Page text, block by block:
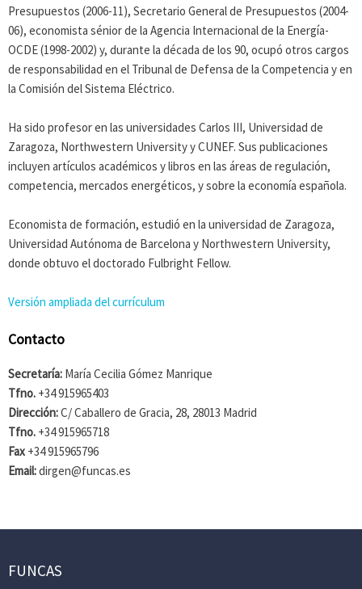
Presupuestos (2006-11), Secretario General de Presupuestos (2004-
06), economista sénior de la Agencia Internacional de la Energía-
OCDE (1998-2002) y, durante la década de los 90, ocupó otros cargos
de responsabilidad en el Tribunal de Defensa de la Competencia y en
la Comisión del Sistema Eléctrico.
Ha sido profesor en las universidades Carlos III, Universidad de
Zaragoza, Northwestern University y CUNEF. Sus publicaciones
incluyen artículos académicos y libros en las áreas de regulación,
competencia, mercados energéticos, y sobre la economía española.
Economista de formación, estudió en la universidad de Zaragoza,
Universidad Autónoma de Barcelona y Northwestern University,
donde obtuvo el doctorado Fulbright Fellow.
Versión ampliada del currículum
Contacto
Secretaría: María Cecilia Gómez Manrique
Tfno. +34 915965403
Dirección:C/ Caballero de Gracia, 28, 28013 Madrid
Tfno. +34 915965718
Fax +34 915965796
Email:dirgen@funcas.es
FUNCAS